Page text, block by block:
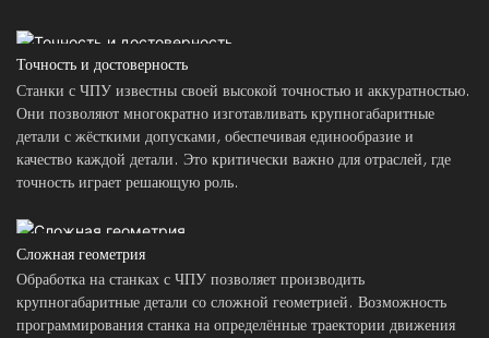
Точность и достоверность
Станки с ЧПУ известны своей высокой точностью и аккуратностью.
Они позволяют многократно изготавливать крупногабаритные
детали с жёсткими допусками, обеспечивая единообразие и
качество каждой детали. Это критически важно для отраслей, где
точность играет решающую роль.
Сложная геометрия
Обработка на станках с ЧПУ позволяет производить
крупногабаритные детали со сложной геометрией. Возможность
программирования станка на определённые траектории движения